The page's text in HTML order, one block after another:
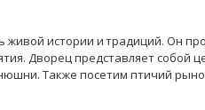
живой истории и традиций. Он
Дворец представляет собой
Также посетим птичий